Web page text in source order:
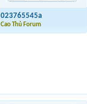
023765545a
Cao Thủ Forum